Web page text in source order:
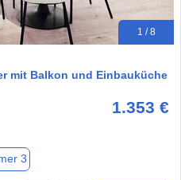
1 / 8
mit Balkon und Einbauküche
1.353 €
3